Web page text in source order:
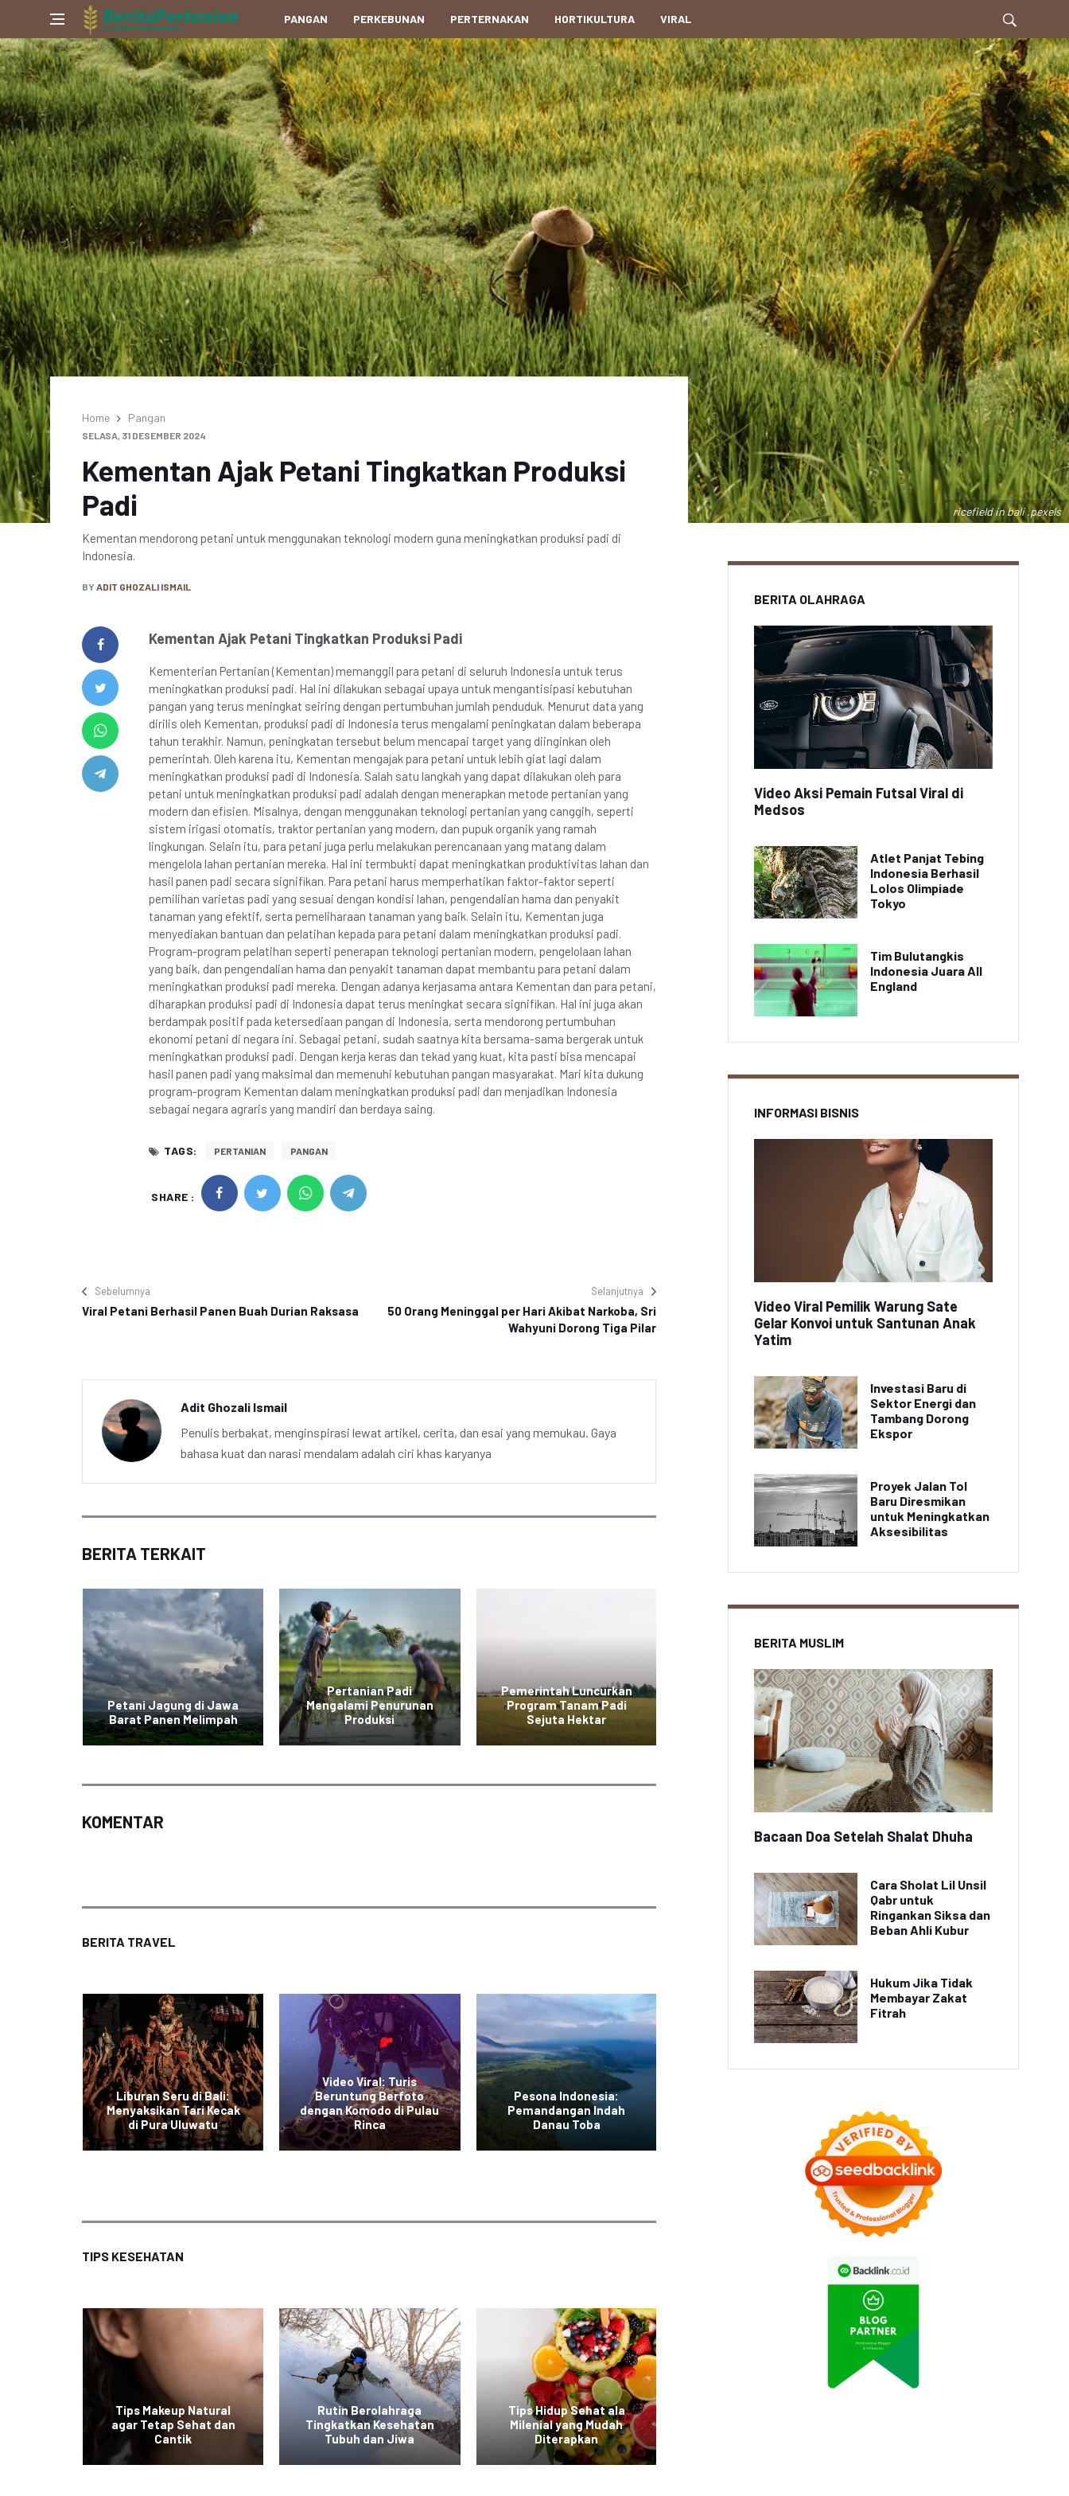
PANGAN PERKEBUNAN PERTERNAKAN HORTIKULTURA VIRAL
ricefield in bali .pexels
Home Pangan
SELASA, 31 DESEMBER 2024
Kementan Ajak Petani Tingkatkan Produksi
Padi
Kementan mendorong petani untuk menggunakan teknologi modern guna meningkatkan produksi padi di
Indonesia.
BY ADIT GHOZALI ISMAIL
Kementan Ajak Petani Tingkatkan Produksi Padi
Kementerian Pertanian (Kementan) memanggil para petani di seluruh Indonesia untuk terus
meningkatkan produksi padi. Hal ini dilakukan sebagai upaya untuk mengantisipasi kebutuhan
pangan yang terus meningkat seiring dengan pertumbuhan jumlah penduduk. Menurut data yang
dirilis oleh Kementan, produksi padi di Indonesia terus mengalami peningkatan dalam beberapa
tahun terakhir. Namun, peningkatan tersebut belum mencapai target yang diinginkan oleh
pemerintah. Oleh karena itu, Kementan mengajak para petani untuk lebih giat lagi dalam
meningkatkan produksi padi di Indonesia. Salah satu langkah yang dapat dilakukan oleh para
petani untuk meningkatkan produksi padi adalah dengan menerapkan metode pertanian yang
modern dan efisien. Misalnya, dengan menggunakan teknologi pertanian yang canggih, seperti
sistem irigasi otomatis, traktor pertanian yang modern, dan pupuk organik yang ramah
lingkungan. Selain itu, para petani juga perlu melakukan perencanaan yang matang dalam
mengelola lahan pertanian mereka. Hal ini termbukti dapat meningkatkan produktivitas lahan dan
hasil panen padi secara signifikan. Para petani harus memperhatikan faktor-faktor seperti
pemilihan varietas padi yang sesuai dengan kondisi lahan, pengendalian hama dan penyakit
tanaman yang efektif, serta pemeliharaan tanaman yang baik. Selain itu, Kementan juga
menyediakan bantuan dan pelatihan kepada para petani dalam meningkatkan produksi padi.
Program-program pelatihan seperti penerapan teknologi pertanian modern, pengelolaan lahan
yang baik, dan pengendalian hama dan penyakit tanaman dapat membantu para petani dalam
meningkatkan produksi padi mereka. Dengan adanya kerjasama antara Kementan dan para petani,
diharapkan produksi padi di Indonesia dapat terus meningkat secara signifikan. Hal ini juga akan
berdampak positif pada ketersediaan pangan di Indonesia, serta mendorong pertumbuhan
ekonomi petani di negara ini. Sebagai petani, sudah saatnya kita bersama-sama bergerak untuk
meningkatkan produksi padi. Dengan kerja keras dan tekad yang kuat, kita pasti bisa mencapai
hasil panen padi yang maksimal dan memenuhi kebutuhan pangan masyarakat. Mari kita dukung
program-program Kementan dalam meningkatkan produksi padi dan menjadikan Indonesia
sebagai negara agraris yang mandiri dan berdaya saing.
TAGS: PERTANIAN PANGAN
SHARE :
Sebelumnya
Viral Petani Berhasil Panen Buah Durian Raksasa
Selanjutnya
50 Orang Meninggal per Hari Akibat Narkoba, Sri
Wahyuni Dorong Tiga Pilar
Adit Ghozali Ismail
Penulis berbakat, menginspirasi lewat artikel, cerita, dan esai yang memukau. Gaya
bahasa kuat dan narasi mendalam adalah ciri khas karyanya
BERITA TERKAIT
Petani Jagung di Jawa
Barat Panen Melimpah
Pertanian Padi
Mengalami Penurunan
Produksi
Pemerintah Luncurkan
Program Tanam Padi
Sejuta Hektar
Petani Jagung di Jawa
Barat Panen Melimpah
Pertanian Padi
Mengalami Penurunan
Produksi
KOMENTAR
BERITA TRAVEL
Liburan Seru di Bali:
Menyaksikan Tari Kecak
di Pura Uluwatu
Video Viral: Turis
Beruntung Berfoto
dengan Komodo di Pulau
Rinca
Pesona Indonesia:
Pemandangan Indah
Danau Toba
TIPS KESEHATAN
Tips Makeup Natural
agar Tetap Sehat dan
Cantik
Rutin Berolahraga
Tingkatkan Kesehatan
Tubuh dan Jiwa
Tips Hidup Sehat ala
Milenial yang Mudah
Diterapkan
BERITA OLAHRAGA
Video Aksi Pemain Futsal Viral di
Medsos
Atlet Panjat Tebing
Indonesia Berhasil
Lolos Olimpiade
Tokyo
Tim Bulutangkis
Indonesia Juara All
England
INFORMASI BISNIS
Video Viral Pemilik Warung Sate
Gelar Konvoi untuk Santunan Anak
Yatim
Investasi Baru di
Sektor Energi dan
Tambang Dorong
Ekspor
Proyek Jalan Tol
Baru Diresmikan
untuk Meningkatkan
Aksesibilitas
BERITA MUSLIM
Bacaan Doa Setelah Shalat Dhuha
Cara Sholat Lil Unsil
Qabr untuk
Ringankan Siksa dan
Beban Ahli Kubur
Hukum Jika Tidak
Membayar Zakat
Fitrah